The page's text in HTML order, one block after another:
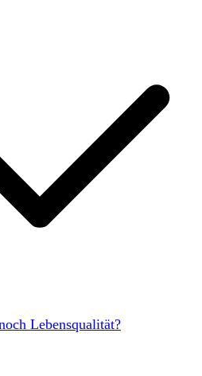
Lebensqualität?